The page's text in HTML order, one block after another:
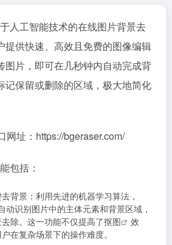
人工智能技术的在线图片背景去
提供快速、高效且免费的图像编辑
图片，即可在几秒钟内自动完成背
记保留或删除的区域，极大地简化
网址：https://bgeraser.com/
包括：
背景：利用先进的机器学习算法，
动识别图片中的主体元素和背景区域，
除。这一功能不仅提高了抠图
效
在复杂场景下的操作难度。